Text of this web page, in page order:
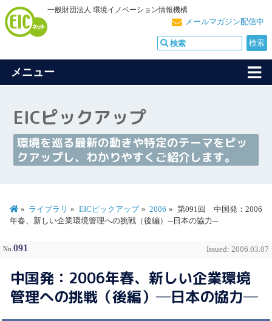
一般財団法人 環境イノベーション情報機構
メールマガジン配信中
メニュー
EICピックアップ
環境を巡る最新の動きや特定のテーマをピッ
クアップし、わかりやすくご紹介します。
ライブラリ EICピックアップ 2006
第091回 中国発：2006
年春、新しい企業環境管理への挑戦（後編）─日本の協力─
No. 091 Issued: 2006.03.07
中国発：2006年春、新しい企業環境
管理への挑戦（後編）─日本の協力─